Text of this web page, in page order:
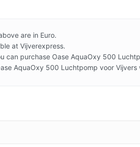
are in Euro.
at Vijverexpress.
can purchase Oase AquaOxy 500
AquaOxy 500 Luchtpomp voor